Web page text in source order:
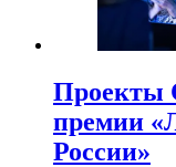
Проекты
премии
России»